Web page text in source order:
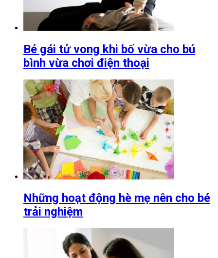
Bé gái tử vong khi bố vừa cho bú
bình vừa chơi điện thoại
Những hoạt động hè mẹ nên cho bé
trải nghiệm